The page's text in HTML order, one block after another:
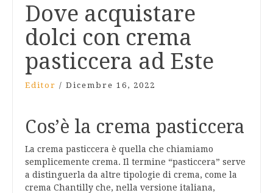
Dove acquistare
dolci con crema
pasticcera ad Este
Editor / Dicembre 16, 2022
Cos’è la crema pasticcera
La crema pasticcera è quella che chiamiamo
semplicemente crema. Il termine “pasticcera” serve
a distinguerla da altre tipologie di crema, come la
crema Chantilly che, nella versione italiana,